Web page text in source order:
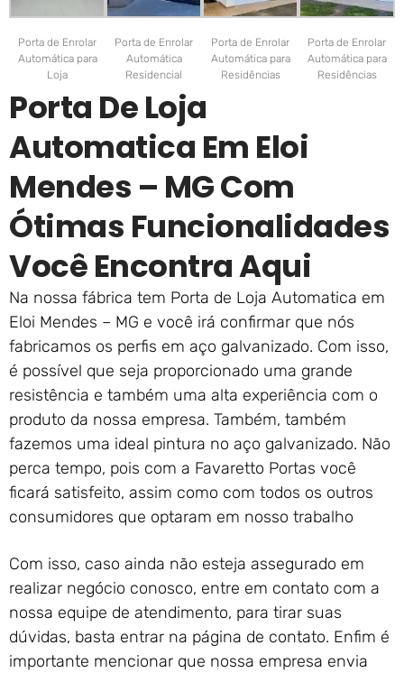
Porta de Enrolar
Automática para
Loja
Porta de Enrolar
Automática
Residencial
Porta de Enrolar
Automática para
Residências
Porta de Enrolar
Automática para
Residências
Porta De Loja
Automatica Em Eloi
Mendes – MG Com
Ótimas Funcionalidades
Você Encontra Aqui
Na nossa fábrica tem Porta de Loja Automatica em
Eloi Mendes – MG e você irá confirmar que nós
fabricamos os perfis em aço galvanizado. Com isso,
é possível que seja proporcionado uma grande
resistência e também uma alta experiência com o
produto da nossa empresa. Também, também
fazemos uma ideal pintura no aço galvanizado. Não
perca tempo, pois com a Favaretto Portas você
ficará satisfeito, assim como com todos os outros
consumidores que optaram em nosso trabalho
Com isso, caso ainda não esteja assegurado em
realizar negócio conosco, entre em contato com a
nossa equipe de atendimento, para tirar suas
dúvidas, basta entrar na página de contato. Enfim é
importante mencionar que nossa empresa envia